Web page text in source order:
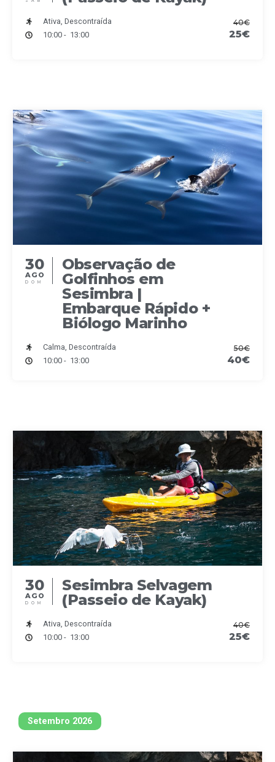
Ativa, Descontraída
10:00 - 13:00
40€
25€
30
AGO
DOM
Observação de
Golfinhos em
Sesimbra |
Embarque Rápido +
Biólogo Marinho
Calma, Descontraída
10:00 - 13:00
50€
40€
30
AGO
DOM
Sesimbra Selvagem
(Passeio de Kayak)
Ativa, Descontraída
10:00 - 13:00
40€
25€
Setembro 2026